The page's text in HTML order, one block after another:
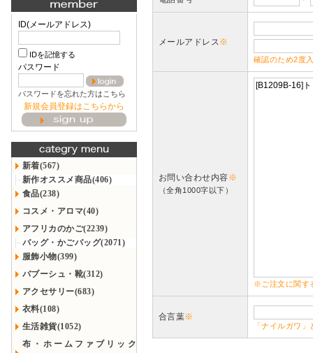
ID(メールアドレス)
IDを記憶する
パスワード
パスワードを忘れた方はこちら
新規会員登録はこちらから
新着(567)
新作オススメ商品(406)
食品(238)
コスメ・アロマ(40)
アフリカのかご(2239)
バッグ・かごバッグ(2071)
服飾小物(399)
バブーシュ・靴(312)
アクセサリー(683)
衣料(108)
生活雑貨(1052)
布・ホームファブリック
メールアドレス※
確認のため2度
お問い合わせ内容※
（全角1000字以下）
※ご注文に関す
合言葉※
「ナイルガワ